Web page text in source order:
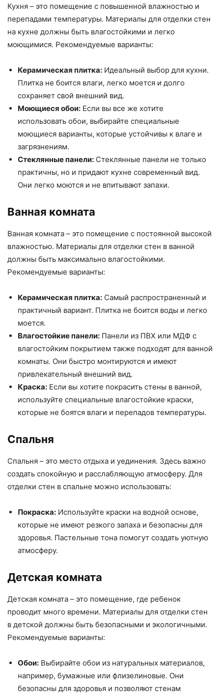
Кухня – это помещение с повышенной влажностью и
перепадами температуры. Материалы для отделки стен
на кухне должны быть влагостойкими и легко
моющимися. Рекомендуемые варианты:
Керамическая плитка: Идеальный выбор для кухни.
Плитка не боится влаги, легко моется и долго
сохраняет свой внешний вид.
Моющиеся обои: Если вы все же хотите
использовать обои, выбирайте специальные
моющиеся варианты, которые устойчивы к влаге и
загрязнениям.
Стеклянные панели: Стеклянные панели не только
практичны, но и придают кухне современный вид.
Они легко моются и не впитывают запахи.
Ванная комната
Ванная комната – это помещение с постоянной высокой
влажностью. Материалы для отделки стен в ванной
должны быть максимально влагостойкими.
Рекомендуемые варианты:
Керамическая плитка: Самый распространенный и
практичный вариант. Плитка не боится воды и легко
моется.
Влагостойкие панели: Панели из ПВХ или МДФ с
влагостойким покрытием также подходят для ванной
комнаты. Они быстро монтируются и имеют
привлекательный внешний вид.
Краска: Если вы хотите покрасить стены в ванной,
используйте специальные влагостойкие краски,
которые не боятся влаги и перепадов температуры.
Спальня
Спальня – это место отдыха и уединения. Здесь важно
создать спокойную и расслабляющую атмосферу. Для
отделки стен в спальне можно использовать:
Покраска: Используйте краски на водной основе,
которые не имеют резкого запаха и безопасны для
здоровья. Пастельные тона помогут создать уютную
атмосферу.
Детская комната
Детская комната – это помещение, где ребенок
проводит много времени. Материалы для отделки стен
в детской должны быть безопасными и экологичными.
Рекомендуемые варианты:
Обои: Выбирайте обои из натуральных материалов,
например, бумажные или флизелиновые. Они
безопасны для здоровья и позволяют стенам